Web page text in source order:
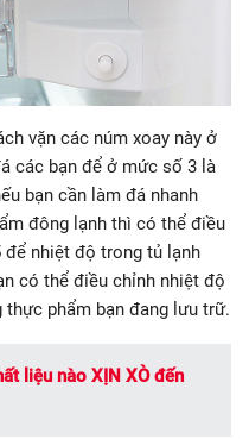
vặn các núm xoay này ở
các bạn để ở mức số 3 là
bạn cần làm đá nhanh
đông lạnh thì có thể điều
nhiệt độ trong tủ lạnh
có thể điều chỉnh nhiệt độ
phẩm bạn đang lưu trữ.
liệu nào XỊN XÒ đến